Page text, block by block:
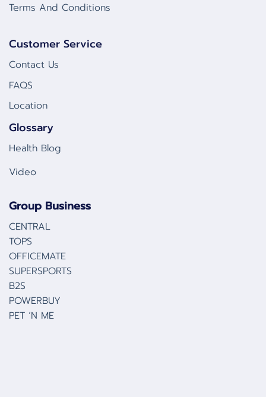
Terms And Conditions
Customer Service
Contact Us
FAQS
Location
Glossary
Health Blog
Video
Group Business
CENTRAL
TOPS
OFFICEMATE
SUPERSPORTS
B2S
POWERBUY
PET ‘N ME